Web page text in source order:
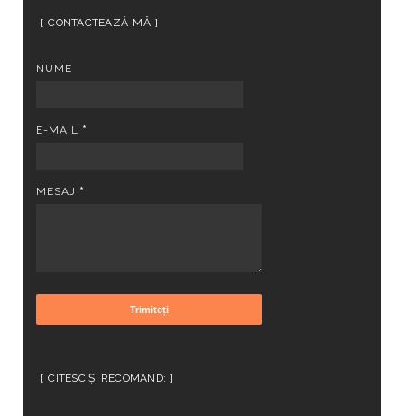
CONTACTEAZĂ-MĂ
NUME
E-MAIL *
MESAJ *
CITESC ȘI RECOMAND: